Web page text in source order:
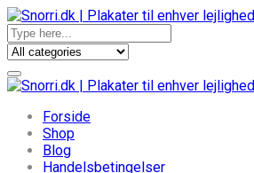
Forside
Shop
Blog
Handelsbetingelser